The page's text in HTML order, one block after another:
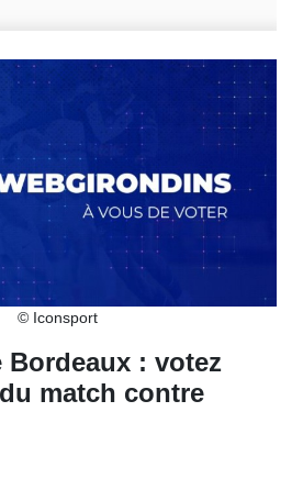
© Iconsport
: votez
match contre